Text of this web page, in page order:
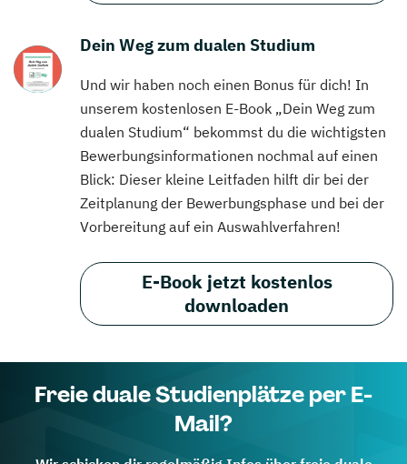
Dein Weg zum dualen Studium
Und wir haben noch einen Bonus für dich! In
unserem kostenlosen E-Book „Dein Weg zum
dualen Studium“ bekommst du die wichtigsten
Bewerbungsinformationen nochmal auf einen
Blick: Dieser kleine Leitfaden hilft dir bei der
Zeitplanung der Bewerbungsphase und bei der
Vorbereitung auf ein Auswahlverfahren!
E-Book jetzt kostenlos
downloaden
Freie duale Studienplätze per E-
Mail?